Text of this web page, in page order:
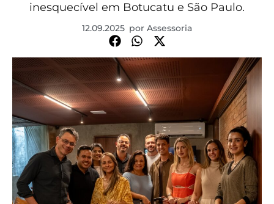
inesquecível em Botucatu e São Paulo.
12.09.2025 por Assessoria